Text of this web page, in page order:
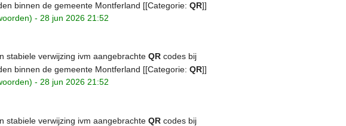
binnen de gemeente Montferland [[Categorie: QR]]
- 28 jun 2026 21:52
stabiele verwijzing ivm aangebrachte QRcodes bij
binnen de gemeente Montferland [[Categorie: QR]]
- 28 jun 2026 21:52
stabiele verwijzing ivm aangebrachte QRcodes bij